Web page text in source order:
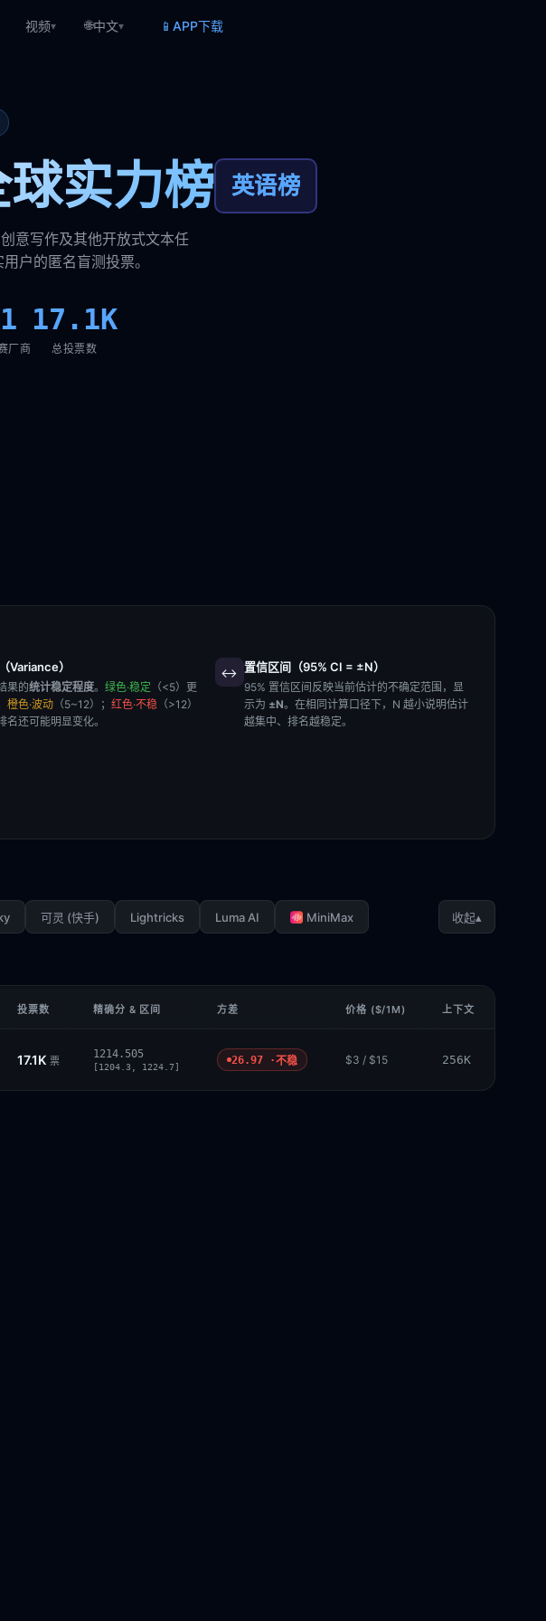
视频▾ 🌐中文▾ 📱 APP下载
实力榜 英语榜
意写作及其他开放式文本任
户的匿名盲测投票。
1
厂商
17.1K
总投票数
Variance）
果的统计稳定程度。 绿色·稳定 （<5）更
橙色·波动 （5~12）； 红色·不稳 （>12）
名还可能明显变化。
↔️ 置信区间（95% CI = ±N）
95% 置信区间反映当前估计的不确定范围，显
示为 ±N。在相同计算口径下，N 越小说明估计
越集中、排名越稳定。
可灵 (快手) Lightricks Luma AI MiniMax 收起▴
投票数 精确分 & 区间 方差 价格 ($/1M) 上下文
17.1K 票
1214.505
[1204.3, 1224.7]
26.97 ·不稳 $3 / $15 256K